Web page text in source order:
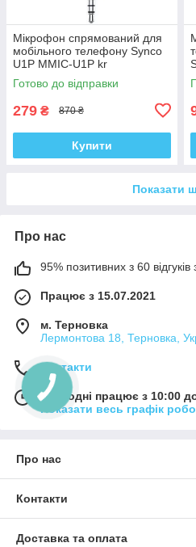
Мікрофон спрямований для
мобільного телефону Synco
U1P MMIC-U1P kr
Готово до відправки
279 ₴ 870 ₴
Купити
Показати
Про нас
95% позитивних з 60 відгуків
Працює з 15.07.2021
м. Терновка
Лермонтова 18, Терновка,
Контакти
Сьогодні працює з 10:00
Показати весь графік
Про нас
Контакти
Доставка та оплата